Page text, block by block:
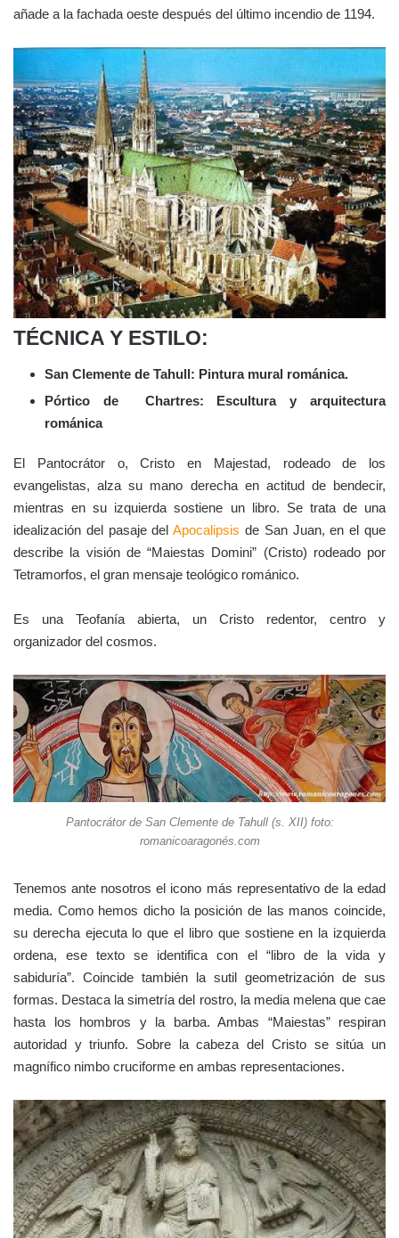
añade a la fachada oeste después del último incendio de 1194.
TÉCNICA Y ESTILO:
San Clemente de Tahull: Pintura mural románica.
Pórtico de Chartres: Escultura y arquitectura
románica
El Pantocrátor o, Cristo en Majestad, rodeado de los
evangelistas, alza su mano derecha en actitud de bendecir,
mientras en su izquierda sostiene un libro. Se trata de una
idealización del pasaje delApocalipsis de San Juan, en el que
describe la visión de “Maiestas Domini” (Cristo) rodeado por
Tetramorfos, el gran mensaje teológico románico.
Es una Teofanía abierta, un Cristo redentor, centro y
organizador del cosmos.
Pantocrátor de San Clemente de Tahull (s. XII) foto:
romanicoaragonés.com
Tenemos ante nosotros el icono más representativo de la edad
media. Como hemos dicho la posición de las manos coincide,
su derecha ejecuta lo que el libro que sostiene en la izquierda
ordena, ese texto se identifica con el “libro de la vida y
sabiduría”. Coincide también la sutil geometrización de sus
formas. Destaca la simetría del rostro, la media melena que cae
hasta los hombros y la barba. Ambas “Maiestas” respiran
autoridad y triunfo. Sobre la cabeza del Cristo se sitúa un
magnífico nimbo cruciforme en ambas representaciones.